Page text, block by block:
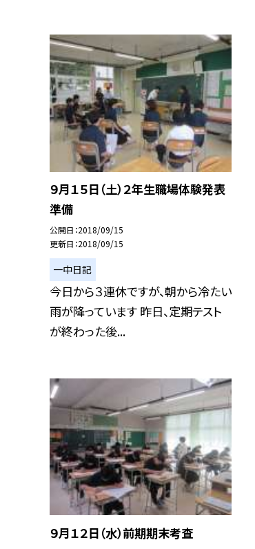
９月１５日（土）２年生職場体験発表
準備
公開日 2018/09/15
更新日 2018/09/15
一中日記
今日から３連休ですが、朝から冷たい
雨が降っています 昨日、定期テスト
が終わった後...
９月１２日（水）前期期末考査